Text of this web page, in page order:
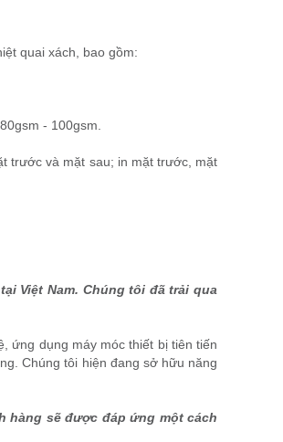
quai xách, bao gồm:
- 100gsm.
trước và mặt sau; in mặt trước, mặt
Việt Nam. Chúng tôi đã trải qua
ứng dụng máy móc thiết bị tiên tiến
Chúng tôi hiện đang sở hữu năng
hàng sẽ được đáp ứng một cách